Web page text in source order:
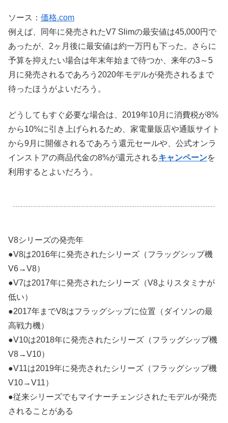
ソース： 価格.com
例えば、同年に発売されたV7 Slimの最安値は45,000円で
あったが、2ヶ月後に最安値は約一万円も下った。さらに
予算を抑えたい場合は年末年始まで待つか、来年の3～5
月に発売されるであろう2020年モデルが発売されるまで
待ったほうがよいだろう。
どうしてもすぐ必要な場合は、2019年10月に消費税が8%
から10%に引き上げられるため、家電量販店や通販サイト
から9月に開催されるであろう還元セールや、公式オンラ
インストアの商品代金の8%が還元されるキャンペーンを
利用するとよいだろう。
V8シリーズの発売年
●V8は2016年に発売されたシリーズ（フラッグシップ機
V6→V8）
●V7は2017年に発売されたシリーズ（V8よりスタミナが
低い）
●2017年までV8はフラッグシップに位置（ダイソンの最
高戦力機）
●V10は2018年に発売されたシリーズ（フラッグシップ機
V8→V10）
●V11は2019年に発売されたシリーズ（フラッグシップ機
V10→V11）
●従来シリーズでもマイナーチェンジされたモデルが発売
されることがある